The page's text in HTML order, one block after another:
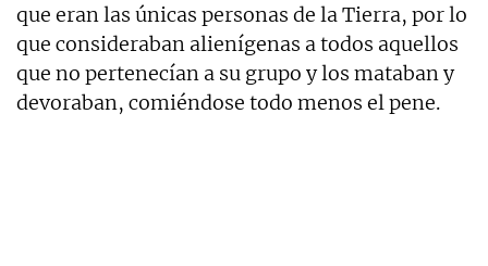
que eran las únicas personas de la Tierra, por lo
que consideraban alienígenas a todos aquellos
que no pertenecían a su grupo y los mataban y
devoraban, comiéndose todo menos el pene.